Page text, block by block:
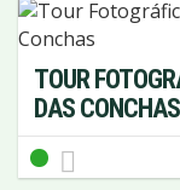
TOUR
DAS CONCHAS